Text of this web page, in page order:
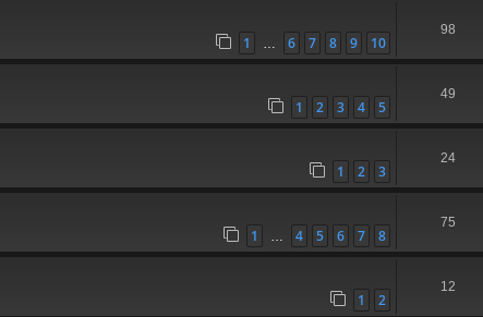
1 … 6 7 8 9 10
98
1 2 3 4 5
49
1 2 3
24
1 … 4 5 6 7 8
75
1 2
12